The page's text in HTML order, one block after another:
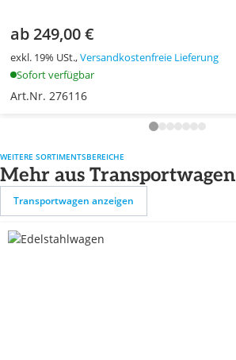
ab 249,00 €
exkl. 19% USt.,Versandkostenfreie Lieferung
Sofort verfügbar
Art.Nr. 276116
WEITERE SORTIMENTSBEREICHE
Mehr aus Transportwagen
Transportwagen anzeigen